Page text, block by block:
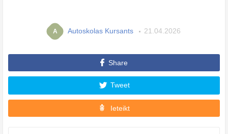
A Autoskolas Kursants 21.04.2026
Share
Tweet
Ieteikt